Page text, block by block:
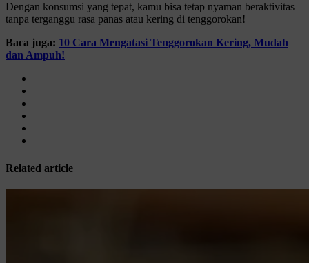
Dengan konsumsi yang tepat, kamu bisa tetap nyaman beraktivitas
tanpa terganggu rasa panas atau kering di tenggorokan!
Baca juga: 10 Cara Mengatasi Tenggorokan Kering, Mudah
dan Ampuh!
Related article